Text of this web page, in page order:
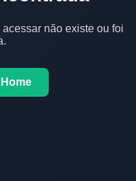
não existe ou foi